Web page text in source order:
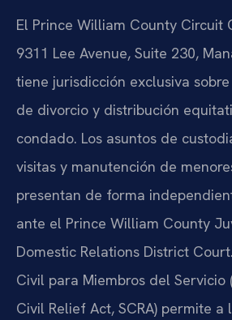
El Prince William County Circuit
9311 Lee Avenue, Suite 230,
tiene jurisdicción exclusiva
de divorcio y distribución
condado. Los asuntos de
visitas y manutención de
presentan de forma
ante el Prince William County
Domestic Relations District
Civil para Miembros del Servicio
Civil Relief Act, SCRA) permite a